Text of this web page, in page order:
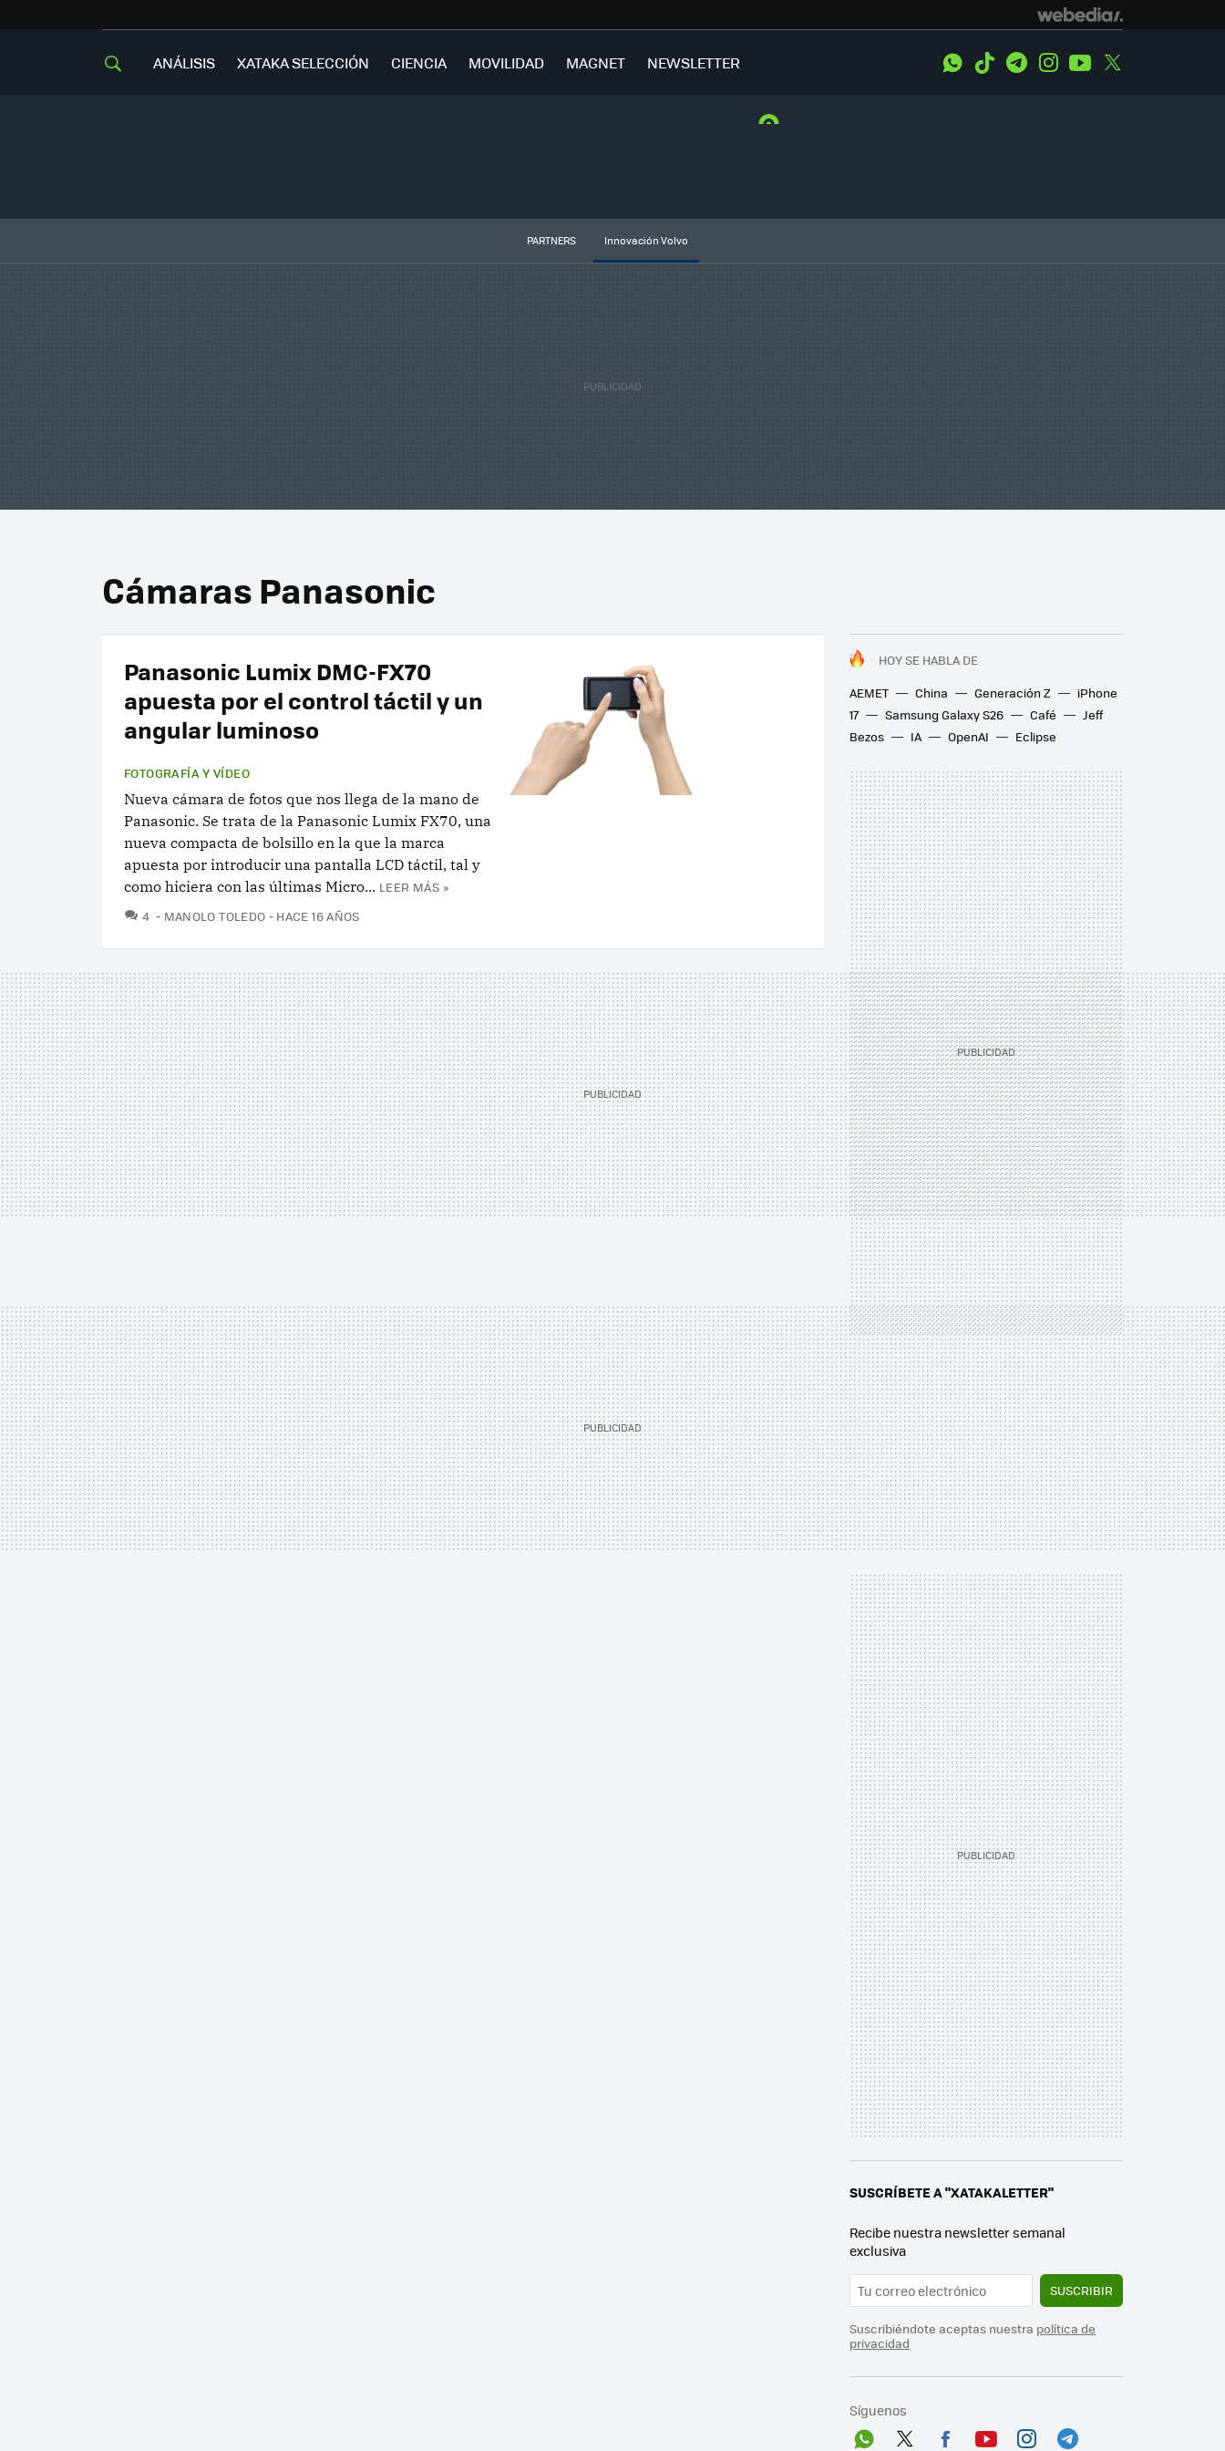
ANÁLISIS XATAKA SELECCIÓN CIENCIA MOVILIDAD MAGNET NEWSLETTER WhatsApp
Tiktok TelegramInstagramYoutube
PARTNERS Innovación Volvo
Cámaras Panasonic
HOY SE HABLA DE
AEMET
China Generación Z
iPhone
17
Samsung Galaxy S26 Café
Jeff
Bezos
IA OpenAI Eclipse
Panasonic Lumix DMC-FX70
apuesta por el control táctil y un
angular luminoso
FOTOGRAFÍA Y VÍDEO
Nueva cámara de fotos que nos llega de la mano de
Panasonic. Se trata de la Panasonic Lumix FX70, una
nueva compacta de bolsillo en la que la marca
apuesta por introducir una pantalla LCD táctil, tal y
como hiciera con las últimas Micro... LEER MÁS »
4 COMENTARIOS
MANOLO TOLEDO HACE 16 AÑOS
SUSCRÍBETE A "XATAKALETTER"
Recibe nuestra newsletter semanal
exclusiva
SUSCRIBIR
Suscribiéndote aceptas nuestra política de
privacidad
Síguenos